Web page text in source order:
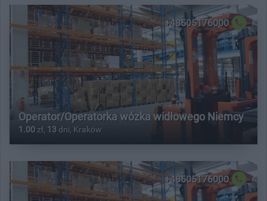
+48505176000
Operator/Operatorka wózka widłowego Niemcy
1.00 zł, 13 dni, Kraków
+48505176000